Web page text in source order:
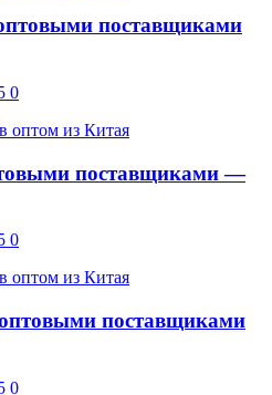
поставщиками
0
оптом из Китая
поставщиками —
0
оптом из Китая
поставщиками
0